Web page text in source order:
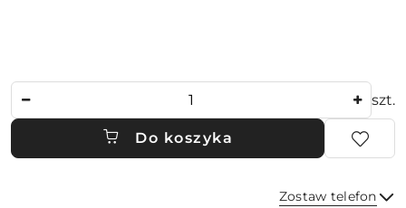
szt.
Do koszyka
Zostaw telefon